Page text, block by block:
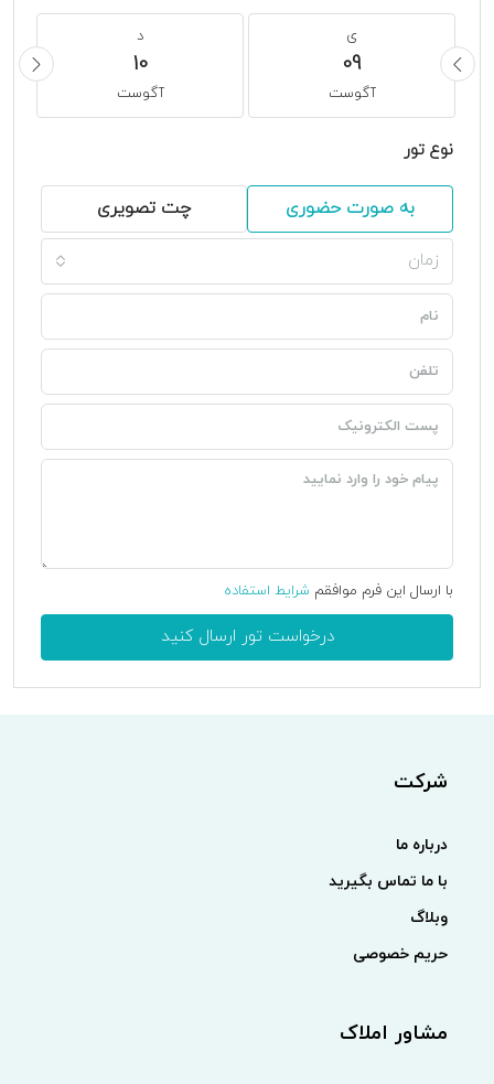
ی
09
آگوست
د
10
آگوست
نوع تور
به صورت حضوری چت تصویری
زمان
با ارسال این فرم موافقم شرایط استفاده
درخواست تور ارسال کنید
شرکت
درباره ما
با ما تماس بگیرید
وبلاگ
حریم خصوصی
مشاور املاک